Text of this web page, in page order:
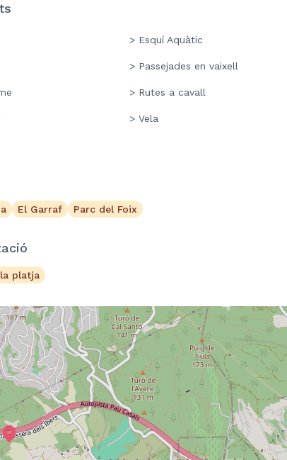
> Esquí Aquàtic
> Passejades en vaixell
> Rutes a cavall
> Vela
El Garraf Parc del Foix
platja